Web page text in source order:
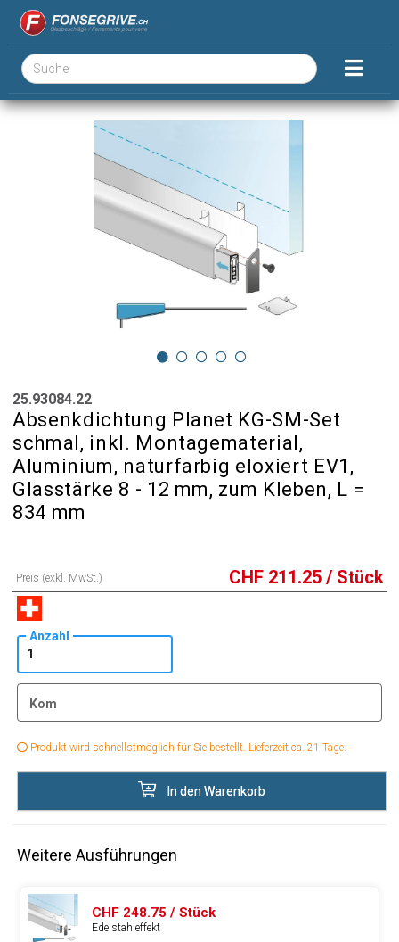
25.93084.22
Absenkdichtung Planet KG-SM-Set
schmal, inkl. Montagematerial,
Aluminium, naturfarbig eloxiert EV1,
Glasstärke 8 - 12 mm, zum Kleben, L =
834 mm
Preis (exkl. MwSt.) CHF 211.25 / Stück
Anzahl
Kom
Produkt wird schnellstmöglich für Sie bestellt. Lieferzeit ca. 21 Tage.
In den Warenkorb
Weitere Ausführungen
CHF 248.75 / Stück
Edelstahleffekt